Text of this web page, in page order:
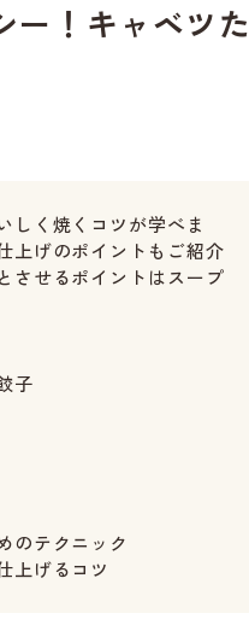
ー！キャベツた
しく焼くコツが学べま
上げのポイントもご紹介
させるポイントはスープ
子
のテクニック
上げるコツ